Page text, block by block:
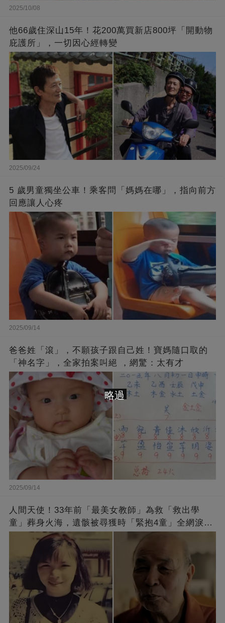
2025/10/08
他66歲住深山15年！花200萬買新店800坪「開動物
庇護所」，一切因心經轉變
2025/09/24
5 歲男童獨坐公車！乘客問「媽媽在哪」，指向前方
回應讓人心疼
2025/09/14
爸爸姓「滾」，不願孩子跟自己姓！寶媽隨口取的
「神名字」，全家拍案叫絕 ，網驚：太有才
2025/09/14
人間天使！33年前「最美女教師」為救「救出學
童」葬身火海，遺骸被尋獲時「緊抱4童」全網淚
崩：真正的英雄不該被遺忘
略過